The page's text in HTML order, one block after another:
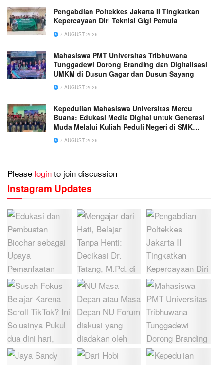
Pengabdian Poltekkes Jakarta II Tingkatkan
Kepercayaan Diri Teknisi Gigi Pemula
7 AUGUST 2026
Mahasiswa PMT Universitas Tribhuwana
Tunggadewi Dorong Branding dan Digitalisasi
UMKM di Dusun Gagar dan Dusun Sayang
7 AUGUST 2026
Kepedulian Mahasiswa Universitas Mercu
Buana: Edukasi Media Digital untuk Generasi
Muda Melalui Kuliah Peduli Negeri di SMK
Muhammadiyah 1 Tangerang
7 AUGUST 2026
Please login to join discussion
Instagram Updates